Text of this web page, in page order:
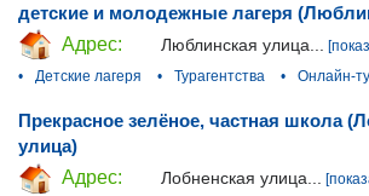
детские и молодежные лагеря
Адрес:
Люблинская улица...
•
Детские лагеря • Турагентства • Онлайн-
Прекрасное зелёное, частная школа
улица)
Адрес:
Лобненская улица...